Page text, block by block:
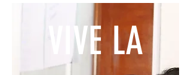
VIVE LA